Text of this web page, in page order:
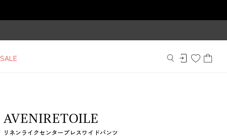
SALE
AVENIRETOILE
リネンライクセンタープレスワイドパンツ